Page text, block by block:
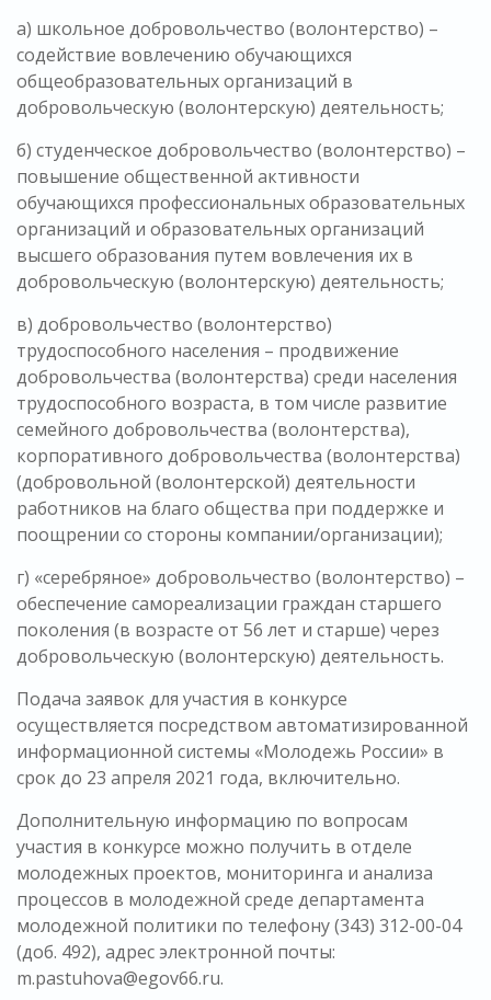
а) школьное добровольчество (волонтерство) –
содействие вовлечению обучающихся
общеобразовательных организаций в
добровольческую (волонтерскую) деятельность;
б) студенческое добровольчество (волонтерство) –
повышение общественной активности
обучающихся профессиональных образовательных
организаций и образовательных организаций
высшего образования путем вовлечения их в
добровольческую (волонтерскую) деятельность;
в) добровольчество (волонтерство)
трудоспособного населения – продвижение
добровольчества (волонтерства) среди населения
трудоспособного возраста, в том числе развитие
семейного добровольчества (волонтерства),
корпоративного добровольчества (волонтерства)
(добровольной (волонтерской) деятельности
работников на благо общества при поддержке и
поощрении со стороны компании/организации);
г) «серебряное» добровольчество (волонтерство) –
обеспечение самореализации граждан старшего
поколения (в возрасте от 56 лет и старше) через
добровольческую (волонтерскую) деятельность.
Подача заявок для участия в конкурсе
осуществляется посредством автоматизированной
информационной системы «Молодежь России» в
срок до 23 апреля 2021 года, включительно.
Дополнительную информацию по вопросам
участия в конкурсе можно получить в отделе
молодежных проектов, мониторинга и анализа
процессов в молодежной среде департамента
молодежной политики по телефону (343) 312-00-04
(доб. 492), адрес электронной почты:
m.pastuhova@egov66.ru.